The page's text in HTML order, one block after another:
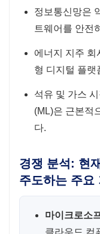
정보통신망은
트웨어를 안전
에너지 지주 회
형 디지털 플랫
석유 및 가스
(ML)은 근본적
다.
경쟁 분석: 현
주도하는 주요
마이크로소
클라우드 컴